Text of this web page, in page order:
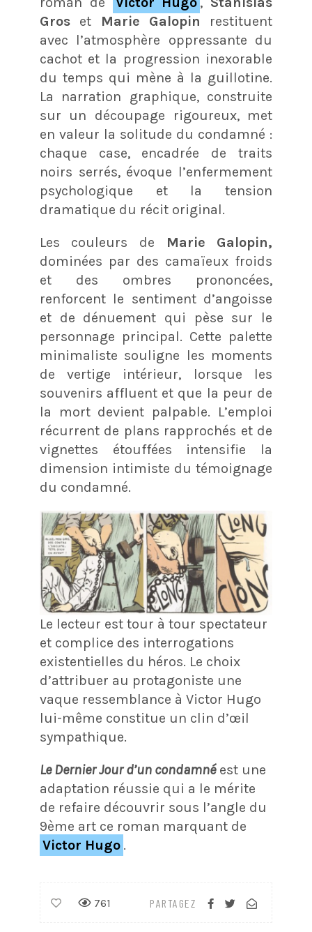
Groset Marie Galopin restituent
avec l’atmosphère oppressante du
cachot et la progression inexorable
du temps qui mène à la guillotine.
La narration graphique, construite
sur un découpage rigoureux, met
en valeur la solitude du condamné :
chaque case, encadrée de traits
noirs serrés, évoque l’enfermement
psychologique et la tension
dramatique du récit original.
Les couleurs de
Marie Galopin,
dominées par des camaïeux froids
et des ombres prononcées,
renforcent le sentiment d’angoisse
et de dénuement qui pèse sur le
personnage principal. Cette palette
minimaliste souligne les moments
de vertige intérieur, lorsque les
souvenirs affluent et que la peur de
la mort devient palpable. L’emploi
récurrent de plans rapprochés et de
vignettes étouffées intensifie la
dimension intimiste du témoignage
du condamné.
Le lecteur est tour à tour spectateur
et complice des interrogations
existentielles du héros. Le choix
d’attribuer au protagoniste une
vaque ressemblance à Victor Hugo
lui-même constitue un clin d’œil
sympathique.
Le Dernier Jour d’un condamnéest une
adaptation réussie qui a le mérite
de refaire découvrir sous l’angle du
9ème art ce roman marquant de
Victor Hugo .
PARTAGEZ
761